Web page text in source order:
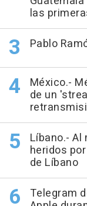
las
Pablo
México.-
de un
Líbano.-
heridos
de Líbano
Telegram